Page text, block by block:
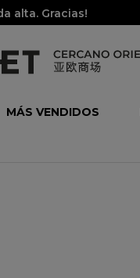
alta. Gracias!
MÁS VENDIDOS